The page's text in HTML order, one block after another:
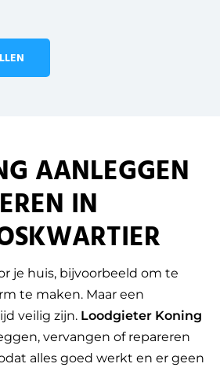
AANLEGGEN
IN
je huis, bijvoorbeeld om te
te maken. Maar een
veilig zijn. Loodgieter Koning
vervangen of repareren
alles goed werkt en er geen